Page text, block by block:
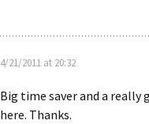
4/21/2011 at 20:32
Big time saver and a really
here. Thanks.